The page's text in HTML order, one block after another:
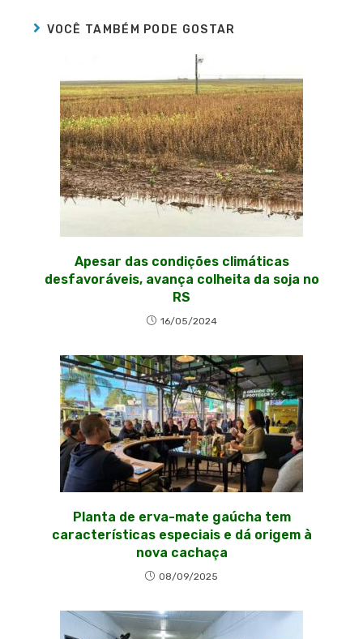
VOCÊ TAMBÉM PODE GOSTAR
Apesar das condições climáticas
desfavoráveis, avança colheita da soja no
RS
16/05/2024
Planta de erva-mate gaúcha tem
características especiais e dá origem à
nova cachaça
08/09/2025